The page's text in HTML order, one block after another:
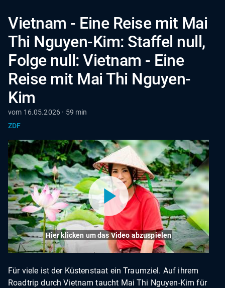
Vietnam - Eine Reise mit Mai
Thi Nguyen-Kim: Staffel null,
Folge null: Vietnam - Eine
Reise mit Mai Thi Nguyen-
Kim
vom 16.05.2026 · 59 min
ZDF
Hier klicken um das Video abzuspielen
Für viele ist der Küstenstaat ein Traumziel. Auf ihrem
Roadtrip durch Vietnam taucht Mai Thi Nguyen-Kim für